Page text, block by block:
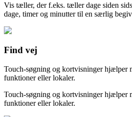
Vis tæller, der f.eks. tæller dage siden
dage, timer og minutter til en særlig
Find vej
Touch-søgning og kortvisninger hjælper
funktioner eller lokaler.
Touch-søgning og kortvisninger hjælper
funktioner eller lokaler.